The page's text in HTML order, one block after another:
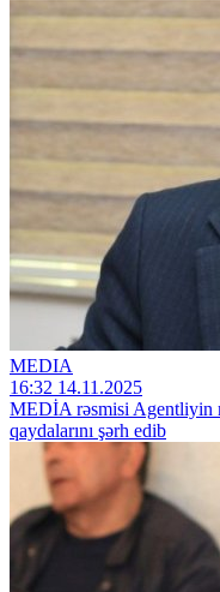
MEDIA
16:32 14.11.2025
MEDİA rəsmisi Agentliyin
qaydalarını şərh edib